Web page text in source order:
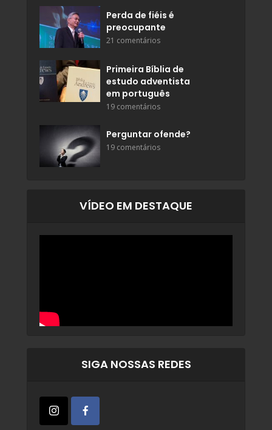
Perda de fiéis é
preocupante
21 comentários
Primeira Bíblia de
estudo adventista
em português
19 comentários
Perguntar ofende?
19 comentários
VÍDEO EM DESTAQUE
SIGA NOSSAS REDES